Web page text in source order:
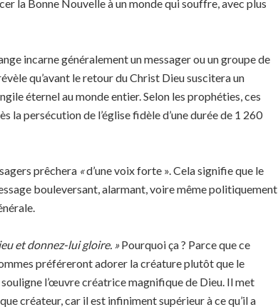
la Bonne Nouvelle à un monde qui souffre, avec plus
incarne généralement un messager ou un groupe de
qu’avant le retour du Christ Dieu suscitera un
éternel au monde entier. Selon les prophéties, ces
la persécution de l’église fidèle d’une durée de 1 260
prêchera «d’une voix forte ». Cela signifie que le
bouleversant, alarmant, voire même politiquement
et donnez-lui gloire. »Pourquoi ça ? Parce que ce
préféreront adorer la créature plutôt que le
souligne l’œuvre créatrice magnifique de Dieu. Il met
créateur, car il est infiniment supérieur à ce qu’il a